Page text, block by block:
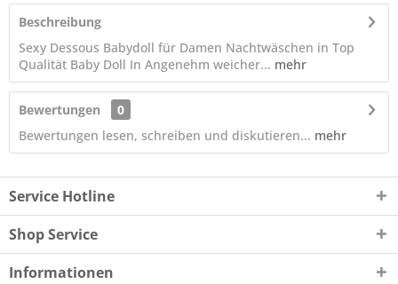
Beschreibung
Sexy Dessous Babydoll für Damen Nachtwäschen in Top
Qualität Baby Doll In Angenehm weicher... mehr
Bewertungen
0
Bewertungen lesen, schreiben und diskutieren... mehr
Service Hotline
Shop Service
Informationen